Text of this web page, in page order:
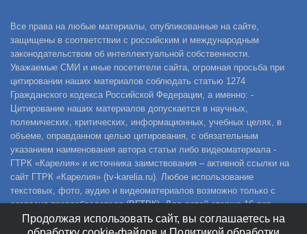
Все права на любые материалы, опубликованные на сайте,
защищены в соответствии с российским и международным
законодательством об интеллектуальной собственности.
Уважаемые СМИ и иные посетители сайта, огромная просьба при
цитировании наших материалов соблюдать статью 1274
Гражданского кодекса Российской Федерации, а именно: -
Цитирование наших материалов допускается в научных,
полемических, критических, информационных, учебных целях, в
объеме, оправданном целью цитирования, с обязательным
указанием наименования автора статьи либо видеоматериала -
ГТРК «Карелия» и источника заимствования – активной ссылки на
сайт ГТРК «Карелия» (tv-karelia.ru). Любое использование
текстовых, фото, аудио и видеоматериалов возможно только с
согласия правообладателя (ВГТРК). Для детей старше 16 лет.
Продолжая использовать сайт, вы соглашаетесь на